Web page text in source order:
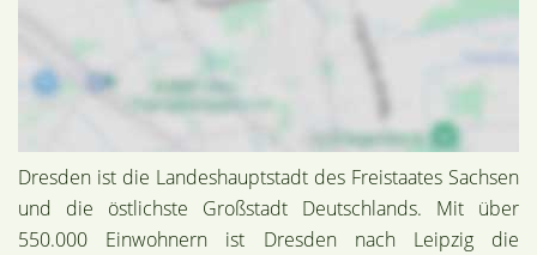
Dresden ist die Landeshauptstadt des Freistaates Sachsen
und die östlichste Großstadt Deutschlands. Mit über
550.000 Einwohnern ist Dresden nach Leipzig die